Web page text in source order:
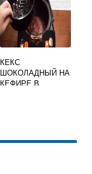
КЕКС
ШОКОЛАДНЫЙ НА
КЕФИРЕ В